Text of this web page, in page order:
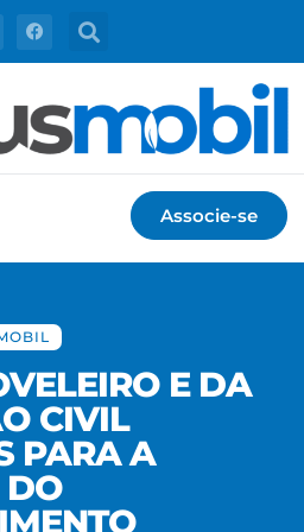
Associe-se
E DA
CIVIL
PARA A
DO
E DA
CIVIL
PARA A
DO